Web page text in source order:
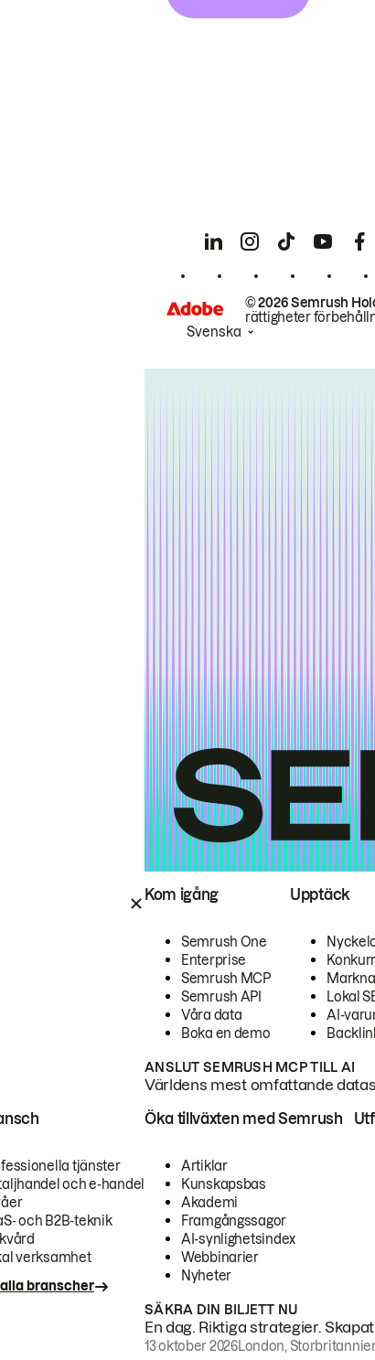
Kom igång
Semrush One
Enterprise
Semrush MCP
Semrush API
Våra data
Boka en demo
Upptäck
Lokal
AI-
ANSLUT SEMRUSH MCP TILL AI
Världens mest omfattande
tjänster
och e-handel
och B2B-teknik
verksamhet
branscher
Öka tillväxten med Semrush
Artiklar
Kunskapsbas
Akademi
Framgångssagor
AI-synlighetsindex
Webbinarier
Nyheter
SÄKRA DIN BILJETT NU
En dag. Riktiga strategier.
13 oktober 2026London,
© 2026 Semrush
rättigheter
Svenska